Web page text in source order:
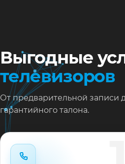
Выгодные
телевизоров
От предварительной записи
гарантийного талона.